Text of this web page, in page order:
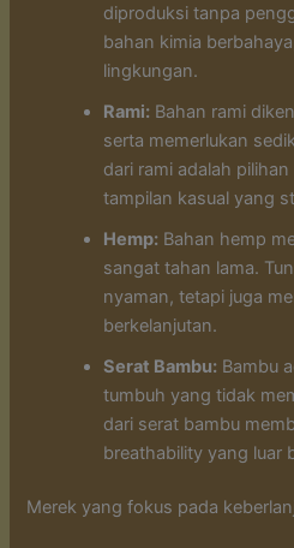
diproduksi tanpa
bahan kimia
lingkungan.
Rami: Bahan rami
serta memerlukan
dari rami adalah
tampilan kasual yang
Hemp: Bahan hemp
sangat tahan lama.
nyaman, tetapi juga
berkelanjutan.
Serat Bambu: Bambu
tumbuh yang tidak
dari serat bambu
breathability yang luar
Merek yang fokus pada